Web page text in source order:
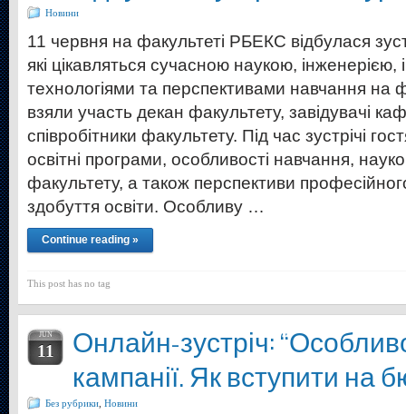
Новини
11 червня на факультеті РБЕКС відбулася
які цікавляться сучасною наукою,
технологіями та перспективами навчання на
взяли участь декан факультету, завідувачі
співробітники факультету. Під час зустрічі
освітні програми, особливості навчання,
факультету, а також перспективи
здобуття освіти. Особливу …
Continue reading »
This post has no tag
JUN
11
Онлайн-зустріч:
кампанії. Як вступити на
Без рубрики Новини